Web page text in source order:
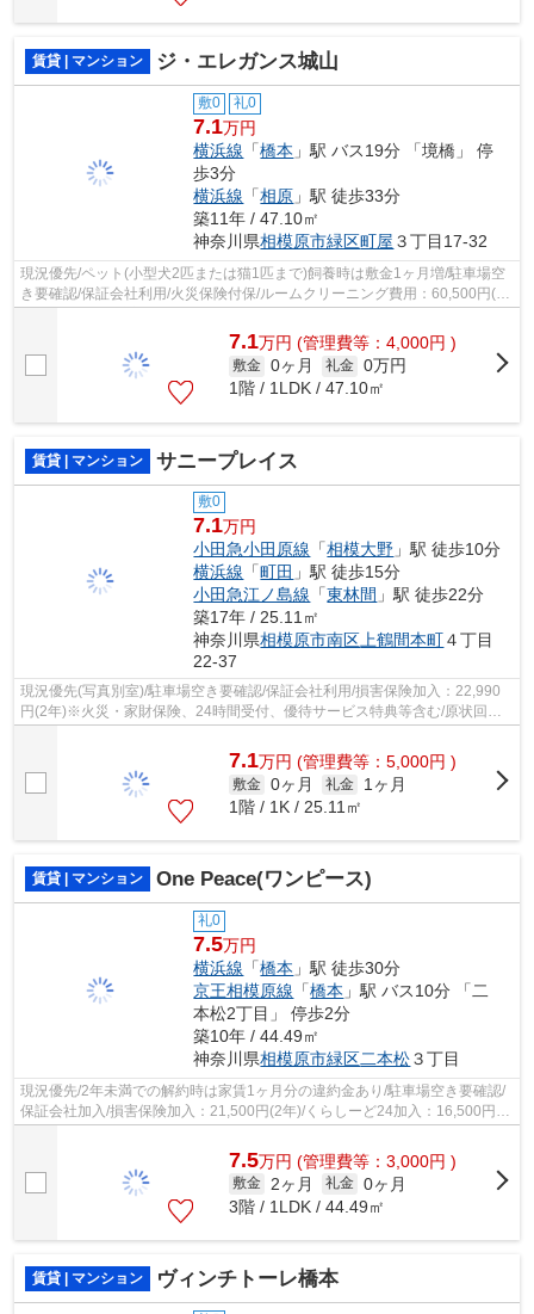
賃貸 | マンション ジ・エレガンス城山
敷0 礼0
7.1万円
横浜線 「橋本 」駅 バス19分 「境橋」 停
歩3分
横浜線 「相原 」駅 徒歩33分
築11年 / 47.10㎡
神奈川県相模原市緑区町屋 ３丁目17-32
現況優先/ペット(小型犬2匹または猫1匹まで)飼養時は敷金1ヶ月増/駐車場空
き要確認/保証会社利用/火災保険付保/ルームクリーニング費用：60,500円(ご
契約時)/電気は貸主より配給/ご契...
7.1万円 (管理費等：4,000円 )
敷金 0ヶ月 礼金 0万円
1階 / 1LDK / 47.10㎡
賃貸 | マンション サニープレイス
敷0
7.1万円
小田急小田原線 「相模大野 」駅 徒歩10分
横浜線 「町田 」駅 徒歩15分
小田急江ノ島線 「東林間 」駅 徒歩22分
築17年 / 25.11㎡
神奈川県相模原市南区上鶴間本町４丁目
22-37
現況優先(写真別室)/駐車場空き要確認/保証会社利用/損害保険加入：22,990
円(2年)※火災・家財保険、24時間受付、優待サービス特典等含む/原状回復
7.1万円 (管理費等：5,000円 )
敷金 0ヶ月 礼金
1ヶ月
1階 / 1K / 25.11㎡
賃貸 | マンション One Peace(ワンピース)
礼0
7.5万円
横浜線 「橋本 」駅 徒歩30分
京王相模原線 「橋本 」駅 バス10分 「二
本松2丁目」 停歩2分
築10年 / 44.49㎡
神奈川県相模原市緑区二本松３丁目
現況優先/2年未満での解約時は家賃1ヶ月分の違約金あり/駐車場空き要確認/
保証会社加入/損害保険加入：21,500円(2年)/くらしーど24加入：16,500円(2
7.5万円 (管理費等：3,000円 )
敷金 2ヶ月 礼金 0ヶ月
3階 / 1LDK / 44.49㎡
賃貸 | マンション ヴィンチトーレ橋本